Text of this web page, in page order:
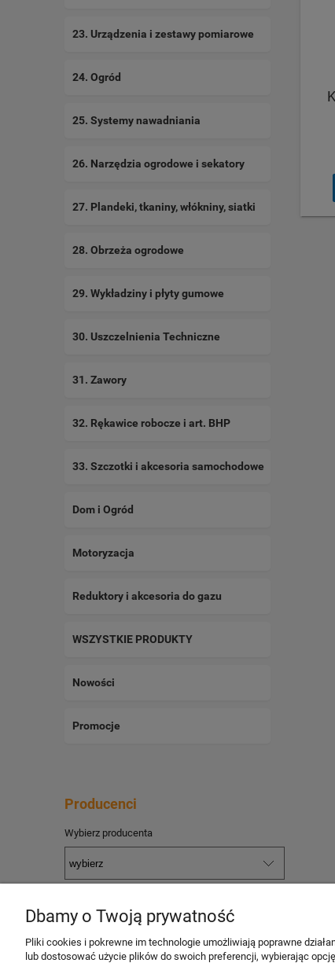
23. Urządzenia i zestawy pomiarowe
24. Ogród
25. Systemy nawadniania
26. Narzędzia ogrodowe i sekatory
27. Plandeki, tkaniny, włókniny, siatki
28. Obrzeża ogrodowe
29. Wykładziny i płyty gumowe
30. Uszczelnienia Techniczne
31. Zawory
32. Rękawice robocze i art. BHP
33. Szczotki i akcesoria samochodowe
Dom i Ogród
Motoryzacja
Reduktory i akcesoria do gazu
WSZYSTKIE PRODUKTY
Nowości
Promocje
Producenci
Wybierz producenta
Pomoc Moje
Dbamy o Twoją prywatność
Pliki cookies i pokrewne im technologie umożliwiają poprawne
lub dostosować użycie plików do swoich preferencji, wybierając